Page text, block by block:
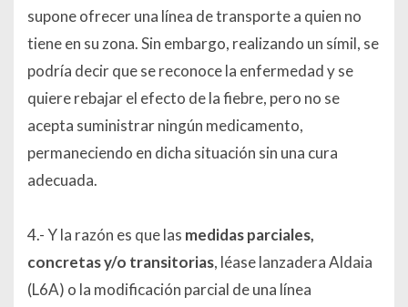
supone ofrecer una línea de transporte a quien no
tiene en su zona. Sin embargo, realizando un símil, se
podría decir que se reconoce la enfermedad y se
quiere rebajar el efecto de la fiebre, pero no se
acepta suministrar ningún medicamento,
permaneciendo en dicha situación sin una cura
adecuada.
4.- Y la razón es que las medidas parciales,
concretas y/o transitorias, léase lanzadera Aldaia
(L6A) o la modificación parcial de una línea